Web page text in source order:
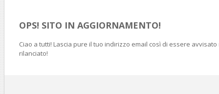
OPS! SITO IN AGGIORNAMENTO!
Ciao a tutti! Lascia pure il tuo indirizzo email così di essere
rilanciato!